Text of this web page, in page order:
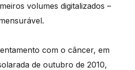
volumes digitalizados –
com o câncer, em
de outubro de 2010,